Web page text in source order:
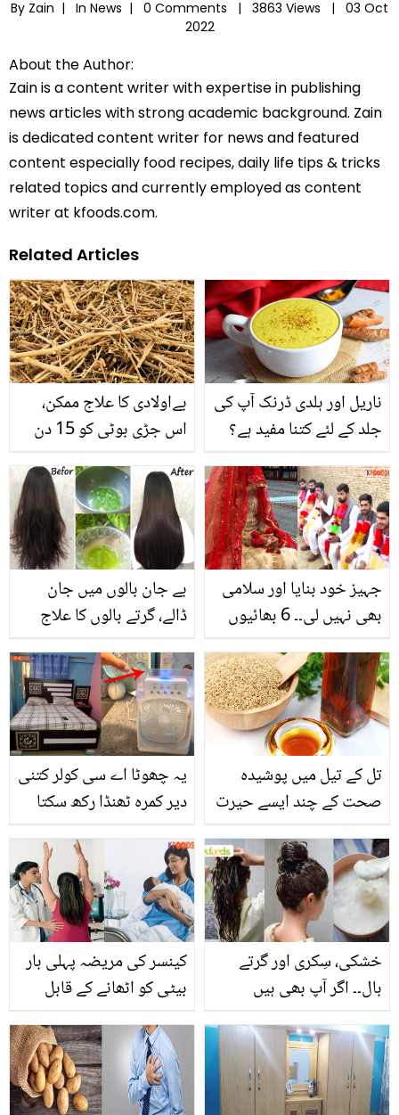
By Zain | In News | 0 Comments | 3863 Views |
03 Oct
2022
About the Author:
Zain is a content writer with expertise in publishing
news articles with strong academic background. Zain
is dedicated content writer for news and featured
content especially food recipes, daily life tips & tricks
related topics and currently employed as content
writer at kfoods.com.
Related Articles
بےاولادی کا علاج ممکن،
اس جڑی بوٹی کو 15 دن
دیکھیں
ناریل اور ہلدی ڈرنک آپ کی
جلد کے لئے کتنا مفید ہے؟
آپ کو دس سال مزید جوان
بے جان بالوں میں جان
ڈالے، گرتے بالوں کا علاج
بالوں کے 3 بڑے مسائل کو
ختم وہ بھی بتائی گئی
ٹپس سے!
جہیز خود بنایا اور سلامی
بھی نہیں لی۔۔ 6 بھائیوں
دلچسپ واقعہ! پوری شادی
پر کتنا خرچہ ہوا؟ دیکھیں
ویڈیو
یہ چھوٹا اے سی کولر کتنی
دیر کمرہ ٹھنڈا رکھ سکتا
تل کے تیل میں پوشیدہ
صحت کے چند ایسے حیرت
ناواقف
کینسر کی مریضہ پہلی بار
بیٹی کو اٹھانے کے قابل
کینسر کے علاج کا حیران
کن واقعہ
خشکی، سِکری اور گرتے
بال۔۔ اگر آپ بھی ہیں
چینی ڈال کر بتائے ہوئے
طریقے سے استعمال کریں
اور کمال دیکھیں